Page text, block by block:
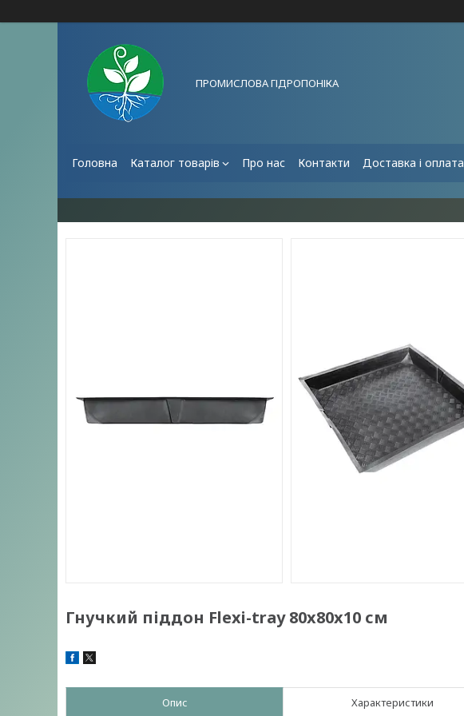
ПРОМИСЛОВА ГІДРОПОНІКА
Головна Каталог товарів Про нас Контакти Доставка і оплата
Гнучкий піддон Flexi-tray 80x80x10 см
Опис Характеристики